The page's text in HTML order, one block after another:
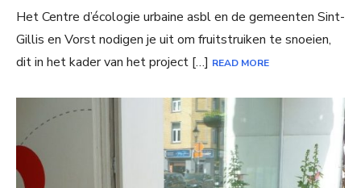
Het Centre d’écologie urbaine asbl en de gemeenten Sint-
Gillis en Vorst nodigen je uit om fruitstruiken te snoeien,
dit in het kader van het project […] READ MORE